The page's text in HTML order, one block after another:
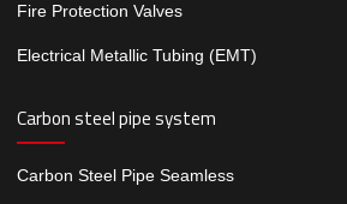
Fire Protection Valves
Electrical Metallic Tubing (EMT)
Carbon steel pipe system
Carbon Steel Pipe Seamless